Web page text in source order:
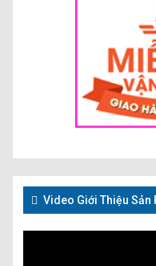
Video Giới Thiệu Sản